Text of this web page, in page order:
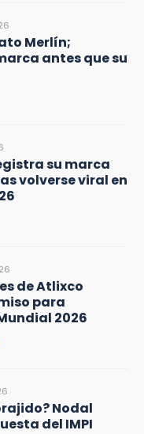
Merlín;
antes que su
su marca
volverse viral en
de Atlixco
para
2026
Nodal
del IMPI